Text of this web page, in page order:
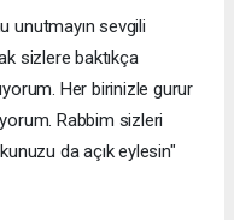
unutmayın sevgili
sizlere baktıkça
Her birinizle gurur
Rabbim sizleri
da açık eylesin"